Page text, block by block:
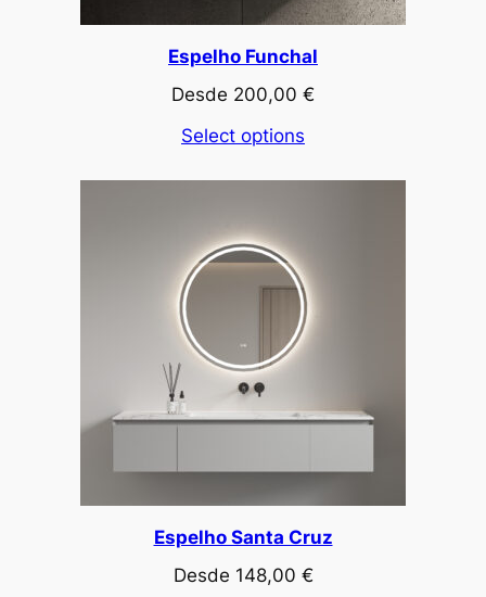
Espelho Funchal
Desde 200,00 €
Select options
Espelho Santa Cruz
Desde 148,00 €